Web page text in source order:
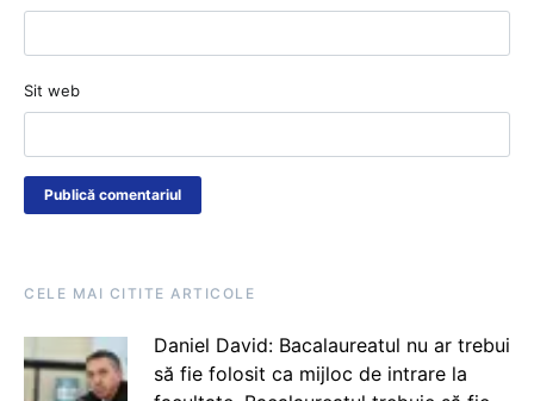
Sit web
CELE MAI CITITE ARTICOLE
Daniel David: Bacalaureatul nu ar trebui
să fie folosit ca mijloc de intrare la